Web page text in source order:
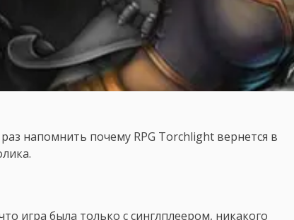
напомнить почему RPG Torchlight вернется в
игра была только с синглплеером, никакого